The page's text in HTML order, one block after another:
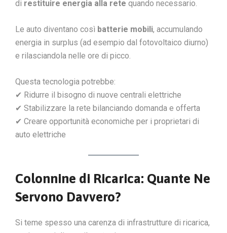
di restituire energia alla rete quando necessario.
Le auto diventano così batterie mobili, accumulando
energia in surplus (ad esempio dal fotovoltaico diurno)
e rilasciandola nelle ore di picco.
Questa tecnologia potrebbe:
✔ Ridurre il bisogno di nuove centrali elettriche
✔ Stabilizzare la rete bilanciando domanda e offerta
✔ Creare opportunità economiche per i proprietari di
auto elettriche
Colonnine di Ricarica: Quante Ne
Servono Davvero?
Si teme spesso una carenza di infrastrutture di ricarica,